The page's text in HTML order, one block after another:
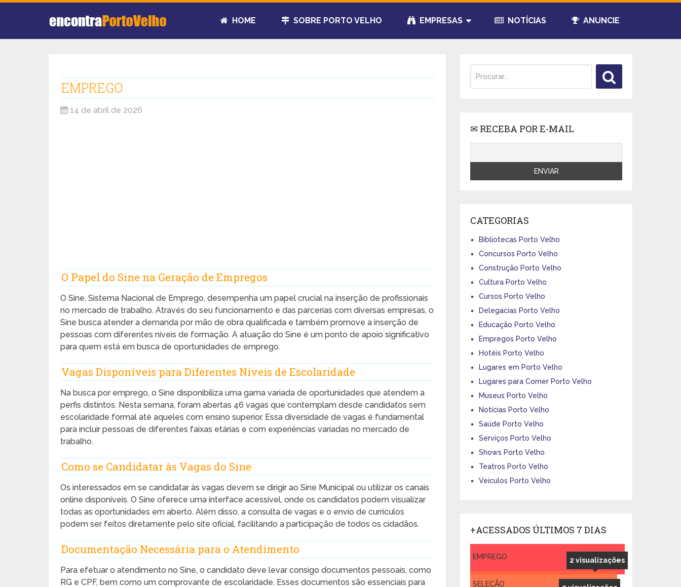
HOME SOBRE PORTO VELHO EMPRESAS NOTÍCIAS ANUNCIE
EMPREGO
14 de abril de 2026
O Papel do Sine na Geração de Empregos
O Sine, Sistema Nacional de Emprego, desempenha um papel crucial na inserção de profissionais
no mercado de trabalho. Através do seu funcionamento e das parcerias com diversas empresas, o
Sine busca atender a demanda por mão de obra qualificada e também promove a inserção de
pessoas com diferentes níveis de formação. A atuação do Sine é um ponto de apoio significativo
para quem está em busca de oportunidades de emprego.
Vagas Disponíveis para Diferentes Níveis de Escolaridade
Na busca por emprego, o Sine disponibiliza uma gama variada de oportunidades que atendem a
perfis distintos. Nesta semana, foram abertas 46 vagas que contemplam desde candidatos sem
escolaridade formal até aqueles com ensino superior. Essa diversidade de vagas é fundamental
para incluir pessoas de diferentes faixas etárias e com experiências variadas no mercado de
trabalho.
Como se Candidatar às Vagas do Sine
Os interessados em se candidatar às vagas devem se dirigir ao Sine Municipal ou utilizar os canais
online disponíveis. O Sine oferece uma interface acessível, onde os candidatos podem visualizar
todas as oportunidades em aberto. Além disso, a consulta de vagas e o envio de currículos
podem ser feitos diretamente pelo site oficial, facilitando a participação de todos os cidadãos.
Documentação Necessária para o Atendimento
Para efetuar o atendimento no Sine, o candidato deve levar consigo documentos pessoais, como
RG e CPF, bem como um comprovante de escolaridade. Esses documentos são essenciais para
✉ RECEBA POR E-MAIL
CATEGORIAS
Bibliotecas Porto Velho
Concursos Porto Velho
Construção Porto Velho
Cultura Porto Velho
Cursos Porto Velho
Delegacias Porto Velho
Educação Porto Velho
Empregos Porto Velho
Hotéis Porto Velho
Lugares em Porto Velho
Lugares para Comer Porto Velho
Museus Porto Velho
Notícias Porto Velho
Saúde Porto Velho
Serviços Porto Velho
Shows Porto Velho
Teatros Porto Velho
Veículos Porto Velho
+ACESSADOS ÚLTIMOS 7 DIAS
2 visualizações
EMPREGO
SELEÇÃO